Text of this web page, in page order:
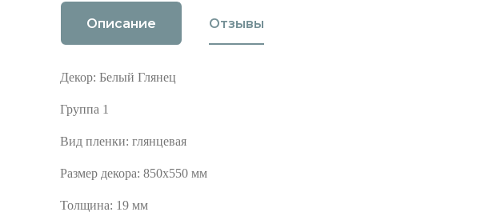
Описание Отзывы
Декор: Белый Глянец
Группа 1
Вид пленки: глянцевая
Размер декора: 850х550 мм
Толщина: 19 мм